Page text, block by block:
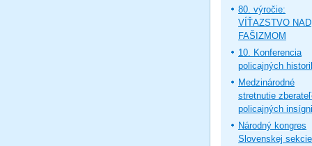
80. výročie:
VÍŤAZSTVO NAD
FAŠIZMOM
10. Konferencia
policajných
Medzinárodné
stretnutie
policajných
Národný kongres
Slovenskej sekcie